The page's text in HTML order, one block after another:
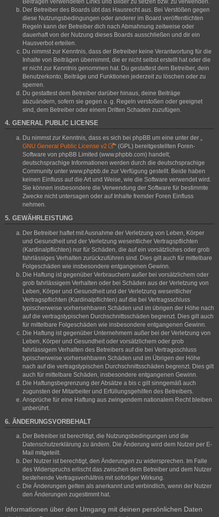
Der Betreiber des Boards übt das Hausrecht aus. Bei Verstößen gegen
diese Nutzungsbedingungen oder anderer im Board veröffentlichten
Regeln kann der Betreiber dich nach Abmahnung zeitweise oder
dauerhaft von der Nutzung dieses Boards ausschließen und dir ein
Hausverbot erteilen.
Du nimmst zur Kenntnis, dass der Betreiber keine Verantwortung für die
Inhalte von Beiträgen übernimmt, die er nicht selbst erstellt hat oder die
er nicht zur Kenntnis genommen hat. Du gestattest dem Betreiber, dein
Benutzerkonto, Beiträge und Funktionen jederzeit zu löschen oder zu
sperren.
Du gestattest dem Betreiber darüber hinaus, deine Beiträge
abzuändern, sofern sie gegen o. g. Regeln verstoßen oder geeignet
sind, dem Betreiber oder einem Dritten Schaden zuzufügen.
4. GENERAL PUBLIC LICENSE
Du nimmst zur Kenntnis, dass es sich bei phpBB um eine unter der „
GNU General Public License v2
“ (GPL) bereitgestellten Foren-
Software von phpBB Limited (www.phpbb.com) handelt;
deutschsprachige Informationen werden durch die deutschsprachige
Community unter www.phpbb.de zur Verfügung gestellt. Beide haben
keinen Einfluss auf die Art und Weise, wie die Software verwendet wird.
Sie können insbesondere die Verwendung der Software für bestimmte
Zwecke nicht untersagen oder auf Inhalte fremder Foren Einfluss
nehmen.
5. GEWÄHRLEISTUNG
Der Betreiber haftet mit Ausnahme der Verletzung von Leben, Körper
und Gesundheit und der Verletzung wesentlicher Vertragspflichten
(Kardinalpflichten) nur für Schäden, die auf ein vorsätzliches oder grob
fahrlässiges Verhalten zurückzuführen sind. Dies gilt auch für mittelbare
Folgeschäden wie insbesondere entgangenen Gewinn.
Die Haftung ist gegenüber Verbrauchern außer bei vorsätzlichem oder
grob fahrlässigem Verhalten oder bei Schäden aus der Verletzung von
Leben, Körper und Gesundheit und der Verletzung wesentlicher
Vertragspflichten (Kardinalpflichten) auf die bei Vertragsschluss
typischerweise vorhersehbaren Schäden und im übrigen der Höhe nach
auf die vertragstypischen Durchschnittsschäden begrenzt. Dies gilt auch
für mittelbare Folgeschäden wie insbesondere entgangenen Gewinn.
Die Haftung ist gegenüber Unternehmern außer bei der Verletzung von
Leben, Körper und Gesundheit oder vorsätzlichem oder grob
fahrlässigem Verhalten des Betreibers auf die bei Vertragsschluss
typischerweise vorhersehbaren Schäden und im Übrigen der Höhe
nach auf die vertragstypischen Durchschnittsschäden begrenzt. Dies gilt
auch für mittelbare Schäden, insbesondere entgangenen Gewinn.
Die Haftungsbegrenzung der Absätze a bis c gilt sinngemäß auch
zugunsten der Mitarbeiter und Erfüllungsgehilfen des Betreibers.
Ansprüche für eine Haftung aus zwingendem nationalem Recht bleiben
unberührt.
6. ÄNDERUNGSVORBEHALT
Der Betreiber ist berechtigt, die Nutzungsbedingungen und die
Datenschutzerklärung zu ändern. Die Änderung wird dem Nutzer per E-
Mail mitgeteilt.
Der Nutzer ist berechtigt, den Änderungen zu widersprechen. Im Falle
des Widerspruchs erlischt das zwischen dem Betreiber und dem Nutzer
bestehende Vertragsverhältnis mit sofortiger Wirkung.
Die Änderungen gelten als anerkannt und verbindlich, wenn der Nutzer
den Änderungen zugestimmt hat.
Informationen über den Umgang mit deinen persönlichen Daten